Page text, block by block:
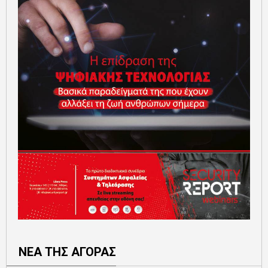
ΝΕΑ ΤΗΣ ΑΓΟΡΑΣ